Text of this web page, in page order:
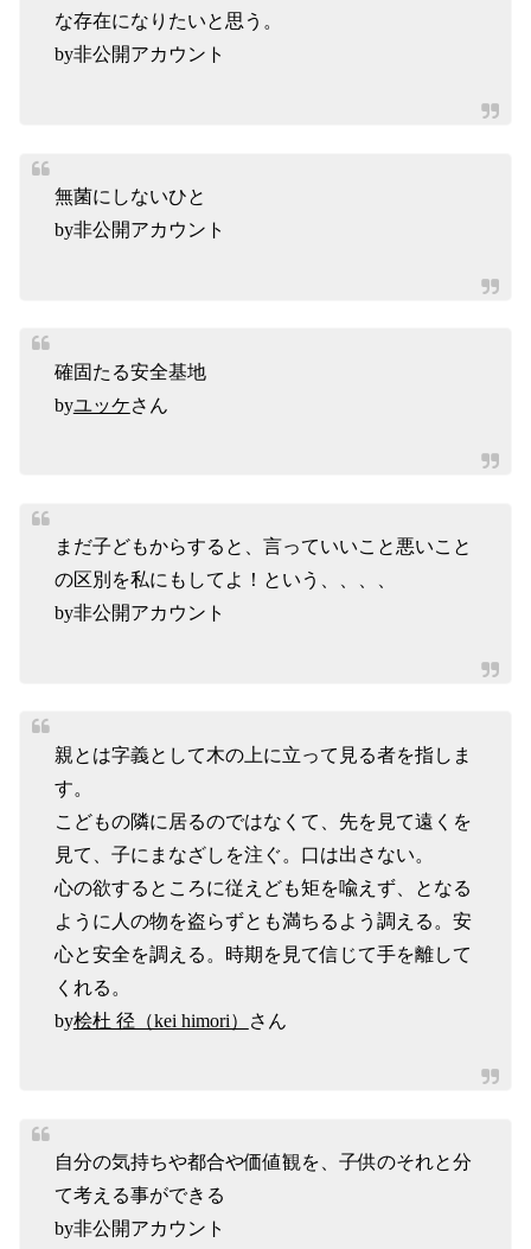
な存在になりたいと思う。
by非公開アカウント
無菌にしないひと
by非公開アカウント
確固たる安全基地
byユッケさん
まだ子どもからすると、言っていいこと悪いこと
の区別を私にもしてよ！という、、、、
by非公開アカウント
親とは字義として木の上に立って見る者を指しま
す。
こどもの隣に居るのではなくて、先を見て遠くを
見て、子にまなざしを注ぐ。口は出さない。
心の欲するところに従えども矩を喩えず、となる
ように人の物を盗らずとも満ちるよう調える。安
心と安全を調える。時期を見て信じて手を離して
くれる。
by桧杜 径（kei himori） さん
自分の気持ちや都合や価値観を、子供のそれと分
て考える事ができる
by非公開アカウント